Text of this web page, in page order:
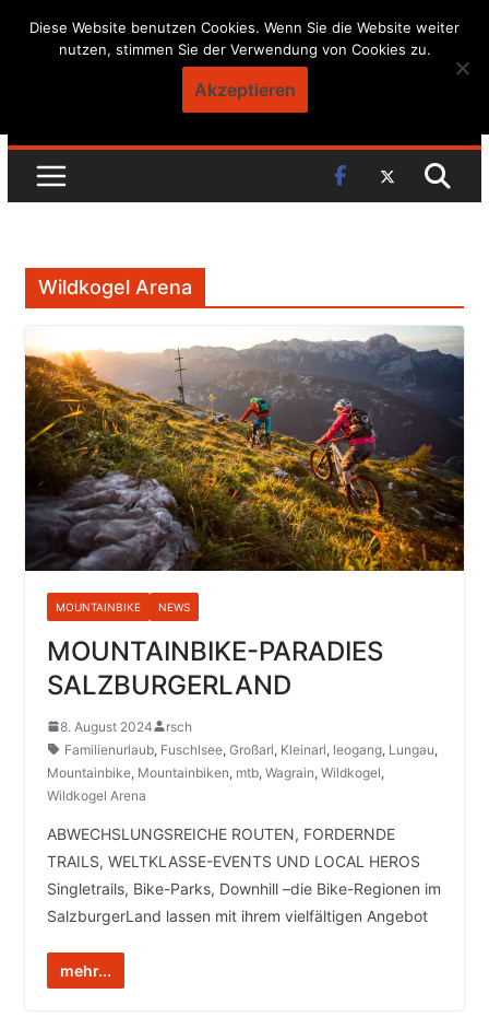
Skip
Wildkogel Arena
MOUNTAINBIKE NEWS
MOUNTAINBIKE-PARADIES
SALZBURGERLAND
8. August 2024
rsch
Familienurlaub, Fuschlsee, Großarl, Kleinarl, leogang, Lungau,
Mountainbike, Mountainbiken, mtb, Wagrain, Wildkogel,
Wildkogel Arena
ABWECHSLUNGSREICHE ROUTEN, FORDERNDE
TRAILS, WELTKLASSE-EVENTS UND LOCAL HEROS
Singletrails, Bike-Parks, Downhill –die Bike-Regionen im
SalzburgerLand lassen mit ihrem vielfältigen Angebot
mehr...
Diese Website benutzen Cookies. Wenn Sie die Website weiter
nutzen, stimmen Sie der Verwendung von Cookies zu.
Akzeptieren